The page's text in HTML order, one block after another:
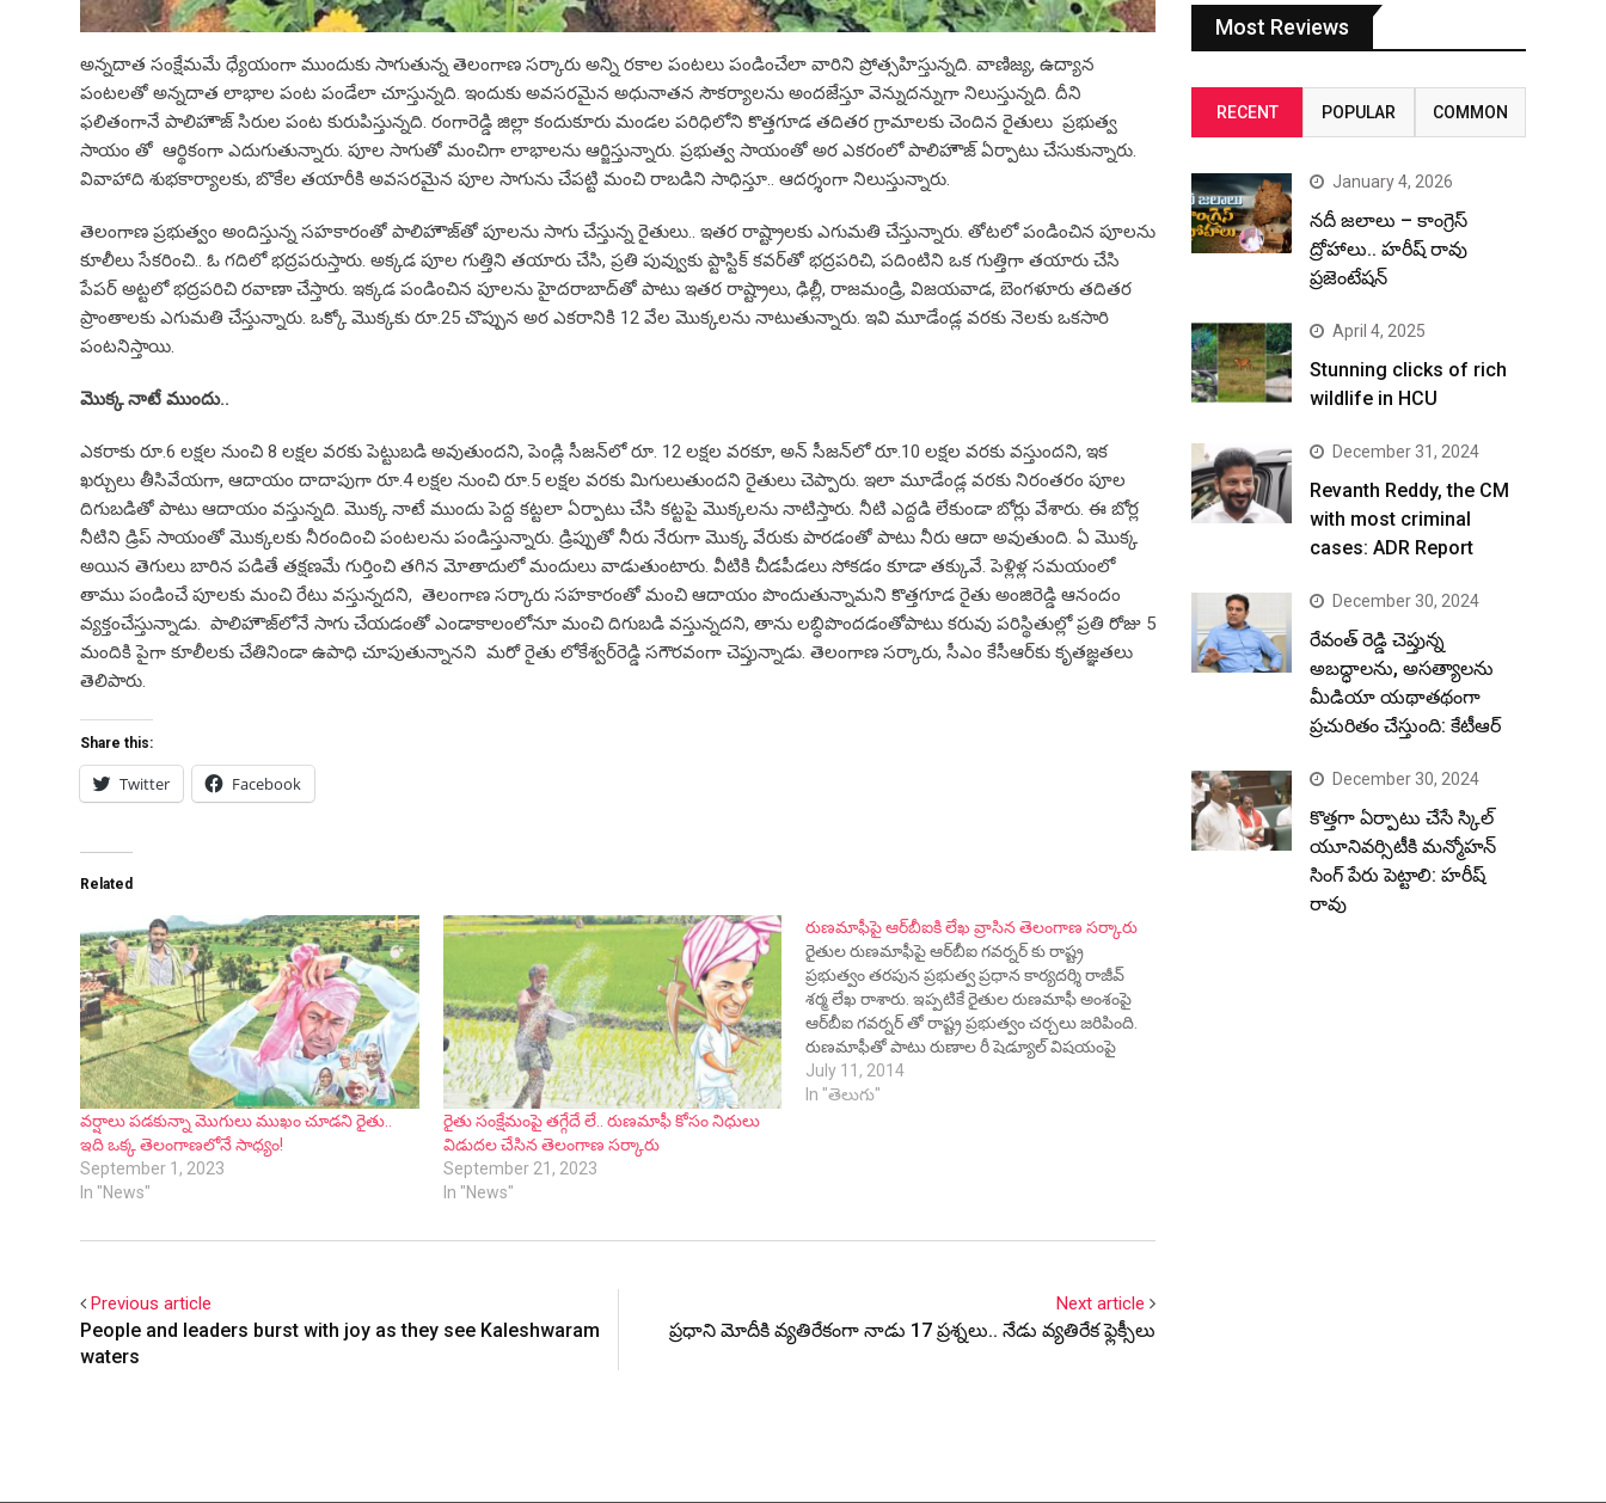
అన్న‌దాత సంక్షేమ‌మే ధ్యేయంగా ముందుకు సాగుతున్న తెలంగాణ స‌ర్కారు అన్ని ర‌కాల పంటలు పండించేలా వారిని ప్రోత్స‌హిస్తున్న‌ది. వాణిజ్య‌, ఉద్యాన
పంట‌ల‌తో అన్న‌దాత లాభాల పంట పండేలా చూస్తున్న‌ది. ఇందుకు అవ‌స‌ర‌మైన అధునాత‌న సౌక‌ర్యాల‌ను అంద‌జేస్తూ వెన్నుద‌న్నుగా నిలుస్తున్న‌ది. దీని
ఫ‌లితంగానే పాలిహౌజ్‌ సిరుల పంట కురుపిస్తున్నది. రంగారెడ్డి జిల్లా కందుకూరు మండల పరిధిలోని కొత్తగూడ తదితర గ్రామాలకు చెందిన రైతులు ప్రభుత్వ
సాయం తో ఆర్థికంగా ఎదుగుతున్నారు. పూల సాగుతో మంచిగా లాభాలను ఆర్జిస్తున్నారు. ప్రభుత్వ సాయంతో అర ఎకరంలో పాలిహౌజ్‌ ఏర్పాటు చేసుకున్నారు.
వివాహాది శుభకార్యాలకు, బొకేల తయారీకి అవసరమైన పూల సాగును చేపట్టి మంచి రాబడిని సాధిస్తూ.. ఆదర్శంగా నిలుస్తున్నారు.
తెలంగాణ ప్రభుత్వం అందిస్తున్న సహకారంతో పాలిహౌజ్‌తో పూలను సాగు చేస్తున్న రైతులు.. ఇతర రాష్ట్రాల‌కు ఎగుమతి చేస్తున్నారు. తోటలో పండించిన పూలను
కూలీలు సేకరించి.. ఓ గదిలో భద్రపరుస్తారు. అక్కడ పూల గుత్తిని తయారు చేసి, ప్రతి పువ్వుకు ప్టాస్టిక్‌ కవర్‌తో భద్రపరిచి, పదింటిని ఒక గుత్తిగా తయారు చేసి
పేపర్‌ అట్టలో భద్రపరిచి రవాణా చేస్తారు. ఇక్కడ పండించిన పూలను హైదరాబాద్‌తో పాటు ఇతర రాష్ట్రాలు, ఢిల్లీ, రాజమండ్రి, విజయవాడ, బెంగళూరు తదితర
ప్రాంతాలకు ఎగుమతి చేస్తున్నారు. ఒక్కో మొక్కకు రూ.25 చొప్పున అర ఎకరానికి 12 వేల మొక్కలను నాటుతున్నారు. ఇవి మూడేండ్ల వరకు నెలకు ఒకసారి
పంటనిస్తాయి.
మొక్క నాటే ముందు..
ఎకరాకు రూ.6 లక్షల నుంచి 8 లక్షల వరకు పెట్టుబడి అవుతుందని, పెండ్లి సీజన్‌లో రూ. 12 లక్షల వరకూ, అన్‌ సీజన్‌లో రూ.10 లక్షల వరకు వస్తుందని, ఇక
ఖర్చులు తీసివేయగా, ఆదాయం దాదాపుగా రూ.4 లక్షల నుంచి రూ.5 లక్షల వరకు మిగులుతుందని రైతులు చెప్పారు. ఇలా మూడేండ్ల వరకు నిరంతరం పూల
దిగుబడితో పాటు ఆదాయం వస్తున్నది. మొక్క నాటే ముందు పెద్ద కట్టలా ఏర్పాటు చేసి కట్టపై మొక్కలను నాటిస్తారు. నీటి ఎద్దడి లేకుండా బోర్లు వేశారు. ఈ బోర్ల
నీటిని డ్రిప్‌ సాయంతో మొక్కలకు నీరందించి పంటలను పండిస్తున్నారు. డ్రిప్పుతో నీరు నేరుగా మొక్క వేరుకు పారడంతో పాటు నీరు ఆదా అవుతుంది. ఏ మొక్క
అయిన తెగులు బారిన పడితే తక్షణమే గుర్తించి తగిన మోతాదులో మందులు వాడుతుంటారు. వీటికి చీడపీడలు సోకడం కూడా తక్కువే. పెళ్లిళ్ల సమయంలో
తాము పండించే పూలకు మంచి రేటు వ‌స్తున్న‌దని, తెలంగాణ స‌ర్కారు స‌హ‌కారంతో మంచి ఆదాయం పొందుతున్నామ‌ని కొత్త‌గూడ రైతు అంజిరెడ్డి ఆనందం
వ్య‌క్తంచేస్తున్నాడు. పాలిహౌజ్‌లోనే సాగు చేయడంతో ఎండాకాలంలోనూ మంచి దిగుబడి వస్తున్న‌దని, తాను ల‌బ్ధిపొంద‌డంతోపాటు కరువు పరిస్థితుల్లో ప్రతి రోజు 5
మందికి పైగా కూలీలకు చేతినిండా ఉపాధి చూపుతున్నానని మ‌రో రైతు లోకేశ్వ‌ర్‌రెడ్డి సగౌరవంగా చెప్తున్నాడు. తెలంగాణ స‌ర్కారు, సీఎం కేసీఆర్‌కు కృత‌జ్ఞ‌త‌లు
తెలిపారు.
Share this:
Twitter Facebook
Related
వ‌ర్షాలు ప‌డ‌కున్నా మొగులు ముఖం చూడ‌ని రైతు..
ఇది ఒక్క తెలంగాణ‌లోనే సాధ్యం!
September 1, 2023
In "News"
రైతు సంక్షేమంపై త‌గ్గేదే లే.. రుణ‌మాఫీ కోసం నిధులు
విడుద‌ల చేసిన తెలంగాణ స‌ర్కారు
September 21, 2023
In "News"
రుణమాఫీపై ఆర్‌బీఐకి లేఖ వ్రాసిన తెలంగాణ సర్కారు
రైతుల రుణమాఫీపై ఆర్‌బీఐ గవర్నర్ కు రాష్ట్ర
ప్రభుత్వం తరపున ప్రభుత్వ ప్రధాన కార్యదర్శి రాజీవ్
శర్మ లేఖ రాశారు. ఇప్పటికే రైతుల రుణమాఫీ అంశంపై
ఆర్‌బీఐ గవర్నర్ తో రాష్ట్ర ప్రభుత్వం చర్చలు జరిపింది.
రుణమాఫీతో పాటు రుణాల రీ షెడ్యూల్ విషయంపై
కూడా సరైన నిర్ణయం తీసుకుంటూ రైతులకు
పూర్తిస్థాయిలో న్యాయం చేసేందుకు ప్రభుత్వం
July 11, 2014
In "తెలుగు"
Previous article
People and leaders burst with joy as they see Kaleshwaram
waters
Next article
ప్రధాని మోదీకి వ్యతిరేకంగా నాడు 17 ప్రశ్నలు.. నేడు వ్యతిరేక ఫ్లెక్సీలు
Most Reviews
RECENT POPULAR COMMON
January 4, 2026
నదీ జలాలు – కాంగ్రెస్
ద్రోహాలు.. హరీష్ రావు
ప్రజెంటేషన్
April 4, 2025
Stunning clicks of rich
wildlife in HCU
December 31, 2024
Revanth Reddy, the CM
with most criminal
cases: ADR Report
December 30, 2024
రేవంత్ రెడ్డి చెప్తున్న
అబద్ధాలను, అసత్యాలను
మీడియా యథాతథంగా
ప్రచురితం చేస్తుంది: కేటీఆర్
December 30, 2024
కొత్తగా ఏర్పాటు చేసే స్కిల్
యూనివర్సిటీకి మన్మోహన్
సింగ్ పేరు పెట్టాలి: హరీష్
రావు